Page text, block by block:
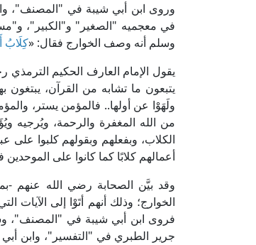
وروى ابن أبي شيبة في "المصنف"،
في معجميه "الصغير" و"الكبير"،
وسلم أنه وصف الخوارج فقال: «كِلَابُ
يتبعون ما تشابه من القرآن، يبتغون
ولَهَوْا عن أولها.. فالمؤمن يستر،
من الله المغفرة والرحمة، ويُرجيه
الكلاب، وبفعلهم وبقولهم كلبوا على
أعمالهم كلابًا كما كانوا على الموحدين
وقد بيَّن الصحابة رضي الله عنهم -
الخوارج؛ وذلك أنهم أتَوْا إلى الآيات
فروى ابن أبي شيبة في "المصنف"،
جرير الطبري في "التفسير"، وابن